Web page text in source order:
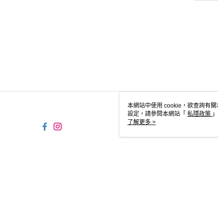
本網站中使用 cookie，欲查詢有
設定，請參閱本網站「 私隱政策
用 cookie。
了解更多 >